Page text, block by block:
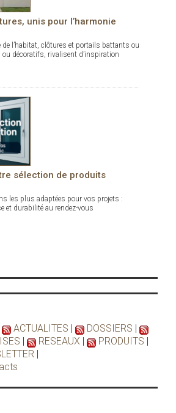
unis pour l’harmonie
de l’habitat, clôtures et portails battants ou
décoratifs, rivalisent d’inspiration
sélection de produits
les plus adaptées pour vos projets :
et durabilité au rendez-vous
ACTUALITES | DOSSIERS |
| RESEAUX | PRODUITS |
|